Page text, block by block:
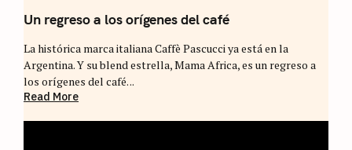
Un regreso a los orígenes del café
La histórica marca italiana Caffè Pascucci ya está en la
Argentina. Y su blend estrella, Mama Africa, es un regreso a
los orígenes del café. ..
Read More